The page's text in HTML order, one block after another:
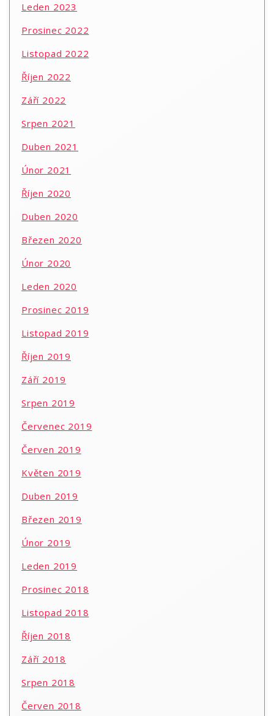
Leden 2023
Prosinec 2022
Listopad 2022
Říjen 2022
Září 2022
Srpen 2021
Duben 2021
Únor 2021
Říjen 2020
Duben 2020
Březen 2020
Únor 2020
Leden 2020
Prosinec 2019
Listopad 2019
Říjen 2019
Září 2019
Srpen 2019
Červenec 2019
Červen 2019
Květen 2019
Duben 2019
Březen 2019
Únor 2019
Leden 2019
Prosinec 2018
Listopad 2018
Říjen 2018
Září 2018
Srpen 2018
Červen 2018